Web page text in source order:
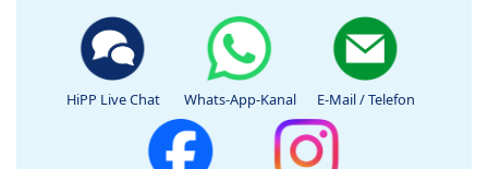
HiPP Live Chat Whats-App-Kanal E-Mail / Telefon